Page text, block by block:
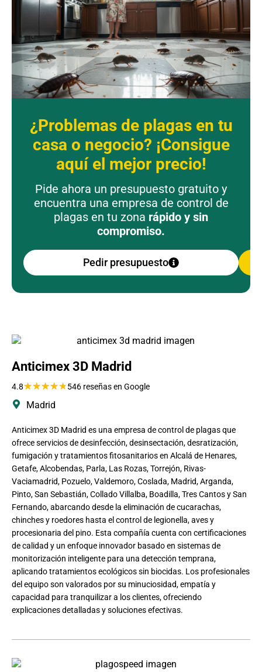
¿Problemas de plagas en tu
casa o negocio? ¡Consigue
aquí el mejor precio!
Pide ahora un presupuesto gratuito y
encuentra una empresa de control de
plagas en tu zona rápido y sin
compromiso.
Pedir presupuesto
Anticimex 3D Madrid
4.8★★★★★ 546 reseñas en Google
Madrid
Anticimex 3D Madrid es una empresa de control de plagas que
ofrece servicios de desinfección, desinsectación, desratización,
fumigación y tratamientos fitosanitarios en Alcalá de Henares,
Getafe, Alcobendas, Parla, Las Rozas, Torrejón, Rivas-
Vaciamadrid, Pozuelo, Valdemoro, Coslada, Madrid, Arganda,
Pinto, San Sebastián, Collado Villalba, Boadilla, Tres Cantos y San
Fernando, abarcando desde la eliminación de cucarachas,
chinches y roedores hasta el control de legionella, aves y
procesionaria del pino. Esta compañía cuenta con certificaciones
de calidad y un enfoque innovador basado en sistemas de
monitorización inteligente para una detección temprana,
aplicando tratamientos ecológicos sin biocidas. Los profesionales
del equipo son valorados por su minuciosidad, empatía y
capacidad para tranquilizar a los clientes, ofreciendo
explicaciones detalladas y soluciones efectivas.